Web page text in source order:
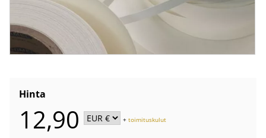
Hinta
12,90 +toimituskulut